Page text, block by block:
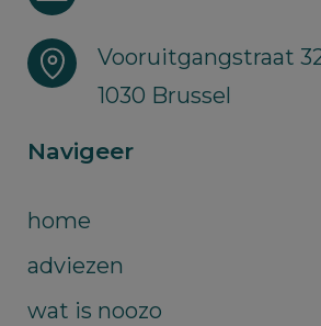
Vooruitgangstraat
1030 Brussel
Navigeer
home
adviezen
wat is noozo